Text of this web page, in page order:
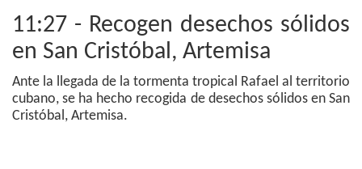
11:27 - Recogen desechos sólidos
en San Cristóbal, Artemisa
Ante la llegada de la tormenta tropical Rafael al territorio
cubano, se ha hecho recogida de desechos sólidos en San
Cristóbal, Artemisa.